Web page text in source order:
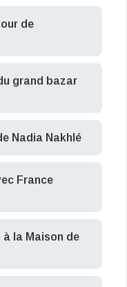
de
grand bazar
Nadia Nakhlé
France
la Maison de